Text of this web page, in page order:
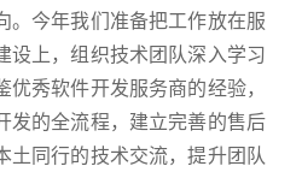
。今年我们准备把工作放在服
设上，组织技术团队深入学习
秀软件开发服务商的经验，
发的全流程，建立完善的售后
土同行的技术交流，提升团队